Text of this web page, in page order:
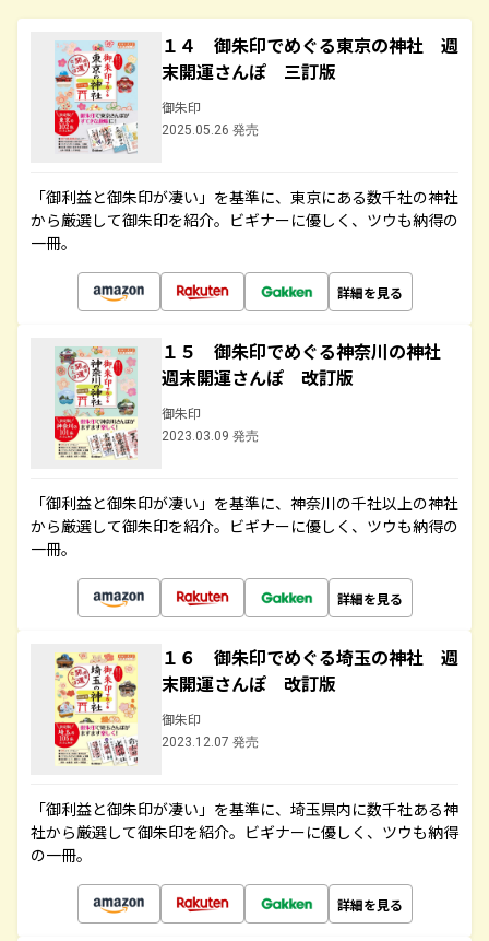
１４ 御朱印でめぐる東京の神社 週
末開運さんぽ 三訂版
御朱印
2025.05.26 発売
「御利益と御朱印が凄い」を基準に、東京にある数千社の神社
から厳選して御朱印を紹介。ビギナーに優しく、ツウも納得の
一冊。
詳細を見る
１５ 御朱印でめぐる神奈川の神社
週末開運さんぽ 改訂版
御朱印
2023.03.09 発売
「御利益と御朱印が凄い」を基準に、神奈川の千社以上の神社
から厳選して御朱印を紹介。ビギナーに優しく、ツウも納得の
一冊。
詳細を見る
１６ 御朱印でめぐる埼玉の神社 週
末開運さんぽ 改訂版
御朱印
2023.12.07 発売
「御利益と御朱印が凄い」を基準に、埼玉県内に数千社ある神
社から厳選して御朱印を紹介。ビギナーに優しく、ツウも納得
の一冊。
詳細を見る